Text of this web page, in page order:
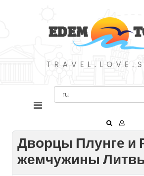
Дворцы Плунге и
жемчужины